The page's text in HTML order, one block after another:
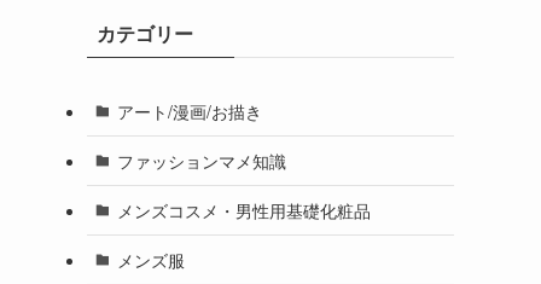
カテゴリー
アート/漫画/お描き
ファッションマメ知識
メンズコスメ・男性用基礎化粧品
メンズ服